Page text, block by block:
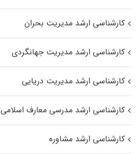
کارشناسی ارشد مدیریت بحران
کارشناسی ارشد مدیریت جهانگردی
کارشناسی ارشد مدیریت دریایی
کارشناسی ارشد مدرسی معارف اسلامی
کارشناسی ارشد مشاوره